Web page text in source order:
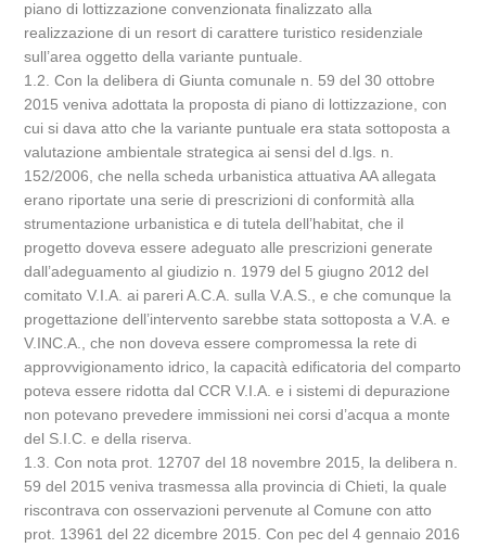
piano di lottizzazione convenzionata finalizzato alla
realizzazione di un resort di carattere turistico residenziale
sull’area oggetto della variante puntuale.
1.2. Con la delibera di Giunta comunale n. 59 del 30 ottobre
2015 veniva adottata la proposta di piano di lottizzazione, con
cui si dava atto che la variante puntuale era stata sottoposta a
valutazione ambientale strategica ai sensi del d.lgs. n.
152/2006, che nella scheda urbanistica attuativa AA allegata
erano riportate una serie di prescrizioni di conformità alla
strumentazione urbanistica e di tutela dell’habitat, che il
progetto doveva essere adeguato alle prescrizioni generate
dall’adeguamento al giudizio n. 1979 del 5 giugno 2012 del
comitato V.I.A. ai pareri A.C.A. sulla V.A.S., e che comunque la
progettazione dell’intervento sarebbe stata sottoposta a V.A. e
V.INC.A., che non doveva essere compromessa la rete di
approvvigionamento idrico, la capacità edificatoria del comparto
poteva essere ridotta dal CCR V.I.A. e i sistemi di depurazione
non potevano prevedere immissioni nei corsi d’acqua a monte
del S.I.C. e della riserva.
1.3. Con nota prot. 12707 del 18 novembre 2015, la delibera n.
59 del 2015 veniva trasmessa alla provincia di Chieti, la quale
riscontrava con osservazioni pervenute al Comune con atto
prot. 13961 del 22 dicembre 2015. Con pec del 4 gennaio 2016